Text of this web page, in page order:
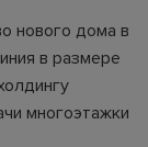
нового дома в
в размере
многоэтажки